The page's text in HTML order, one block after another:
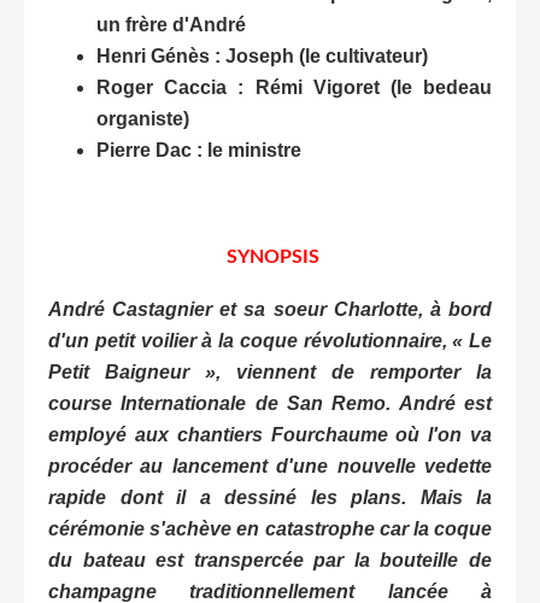
un frère d'André
Henri Génès : Joseph (le cultivateur)
Roger Caccia : Rémi Vigoret (le bedeau
organiste)
Pierre Dac : le ministre
SYNOPSIS
André Castagnier et sa soeur Charlotte, à bord
d'un petit voilier à la coque révolutionnaire, « Le
Petit Baigneur », viennent de remporter la
course Internationale de San Remo. André est
employé aux chantiers Fourchaume où l'on va
procéder au lancement d'une nouvelle vedette
rapide dont il a dessiné les plans. Mais la
cérémonie s'achève en catastrophe car la coque
du bateau est transpercée par la bouteille de
champagne traditionnellement lancée à